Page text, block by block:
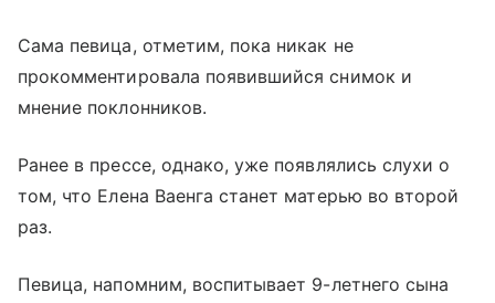
Сама певица, отметим, пока никак не
прокомментировала появившийся снимок и
мнение поклонников.
Ранее в прессе, однако, уже появлялись слухи о
том, что Елена Ваенга станет матерью во второй
раз.
Певица, напомним, воспитывает 9-летнего сына